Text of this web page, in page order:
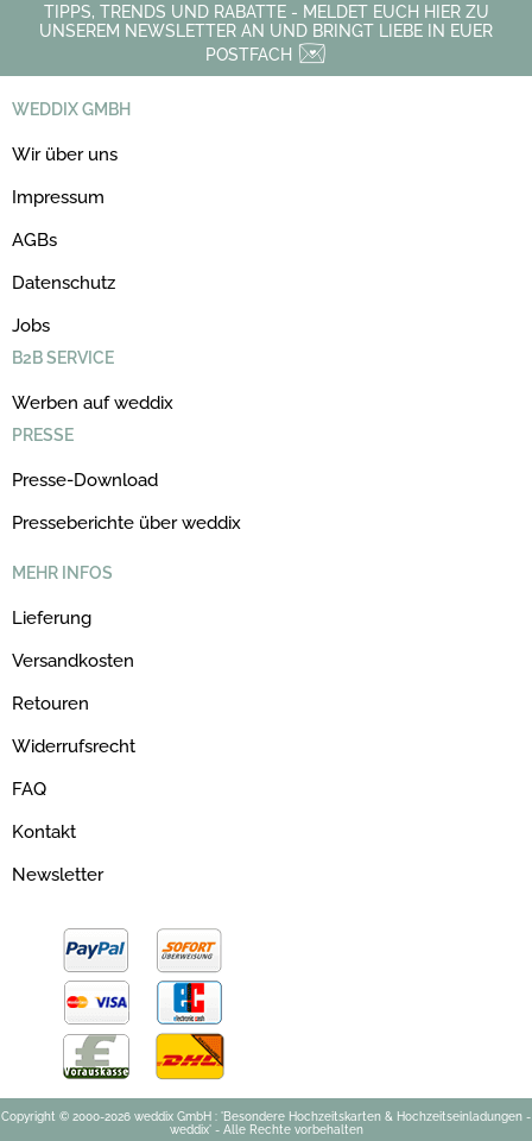
TIPPS, TRENDS UND RABATTE - MELDET EUCH HIER ZU
UNSEREM NEWSLETTER AN UND BRINGT LIEBE IN EUER
POSTFACH
WEDDIX GMBH
Wir über uns
Impressum
AGBs
Datenschutz
Jobs
B2B SERVICE
Werben auf weddix
PRESSE
Presse-Download
Presseberichte über weddix
MEHR INFOS
Lieferung
Versandkosten
Retouren
Widerrufsrecht
FAQ
Kontakt
Newsletter
Copyright © 2000-2026 weddix GmbH : 'Besondere Hochzeitskarten & Hochzeitseinladungen -
weddix' - Alle Rechte vorbehalten